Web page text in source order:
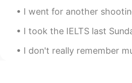
「いっぱいだね。
なんか 、食べ るときた
か食べ
I went for another shooting session. This time, I had the
I took the IELTS last Sunday. It was surprisingly easy 😹
I don't really remember much about my time in Sweden last